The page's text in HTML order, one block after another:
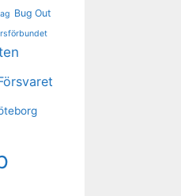
Bug Out